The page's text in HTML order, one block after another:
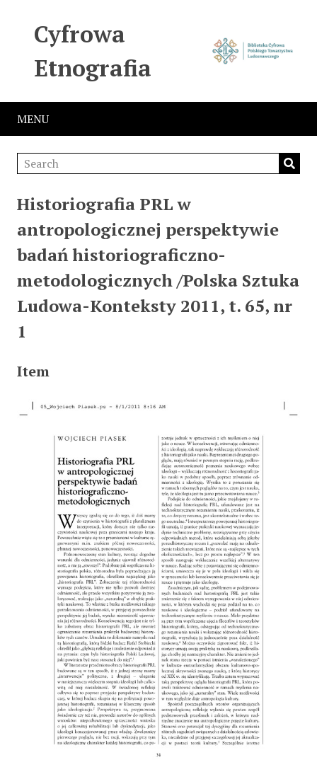
Cyfrowa
Etnografia
MENU
Historiografia PRL w
antropologicznej perspektywie
badań historiograficzno-
metodologicznych /Polska Sztuka
Ludowa-Konteksty 2011, t. 65, nr
1
Item